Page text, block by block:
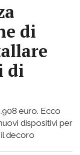
di
di
euro. Ecco
dispositivi per
decoro